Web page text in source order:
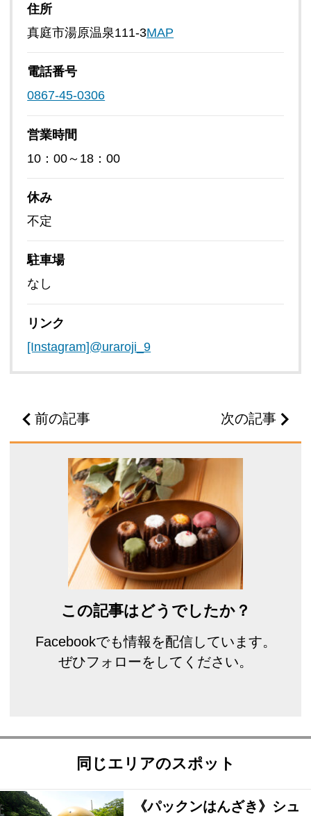
住所
真庭市湯原温泉111-3MAP
電話番号
0867-45-0306
営業時間
10：00～18：00
休み
不定
駐車場
なし
リンク
[Instagram]@uraroji_9
前の記事 次の記事
この記事はどうでしたか？
Facebookでも情報を配信しています。
ぜひフォローをしてください。
同じエリアのスポット
《パックンはんざき》シュ